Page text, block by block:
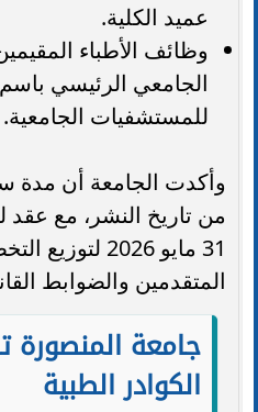
عميد الكلية.
وظائف الأطباء
الجامعي الرئيسي باسم
للمستشفيات الجامعية.
من تاريخ النشر، مع
31 مايو 2026
المتقدمين والضوابط
جامعة المنصورة
الكوادر الطبية